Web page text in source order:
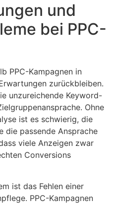
und
bei PPC-
PPC-Kampagnen in
zurückbleiben.
unzureichende Keyword-
Ohne
ist es schwierig, die
die passende Ansprache
viele Anzeigen zwar
Conversions
ist das Fehlen einer
PPC-Kampagnen